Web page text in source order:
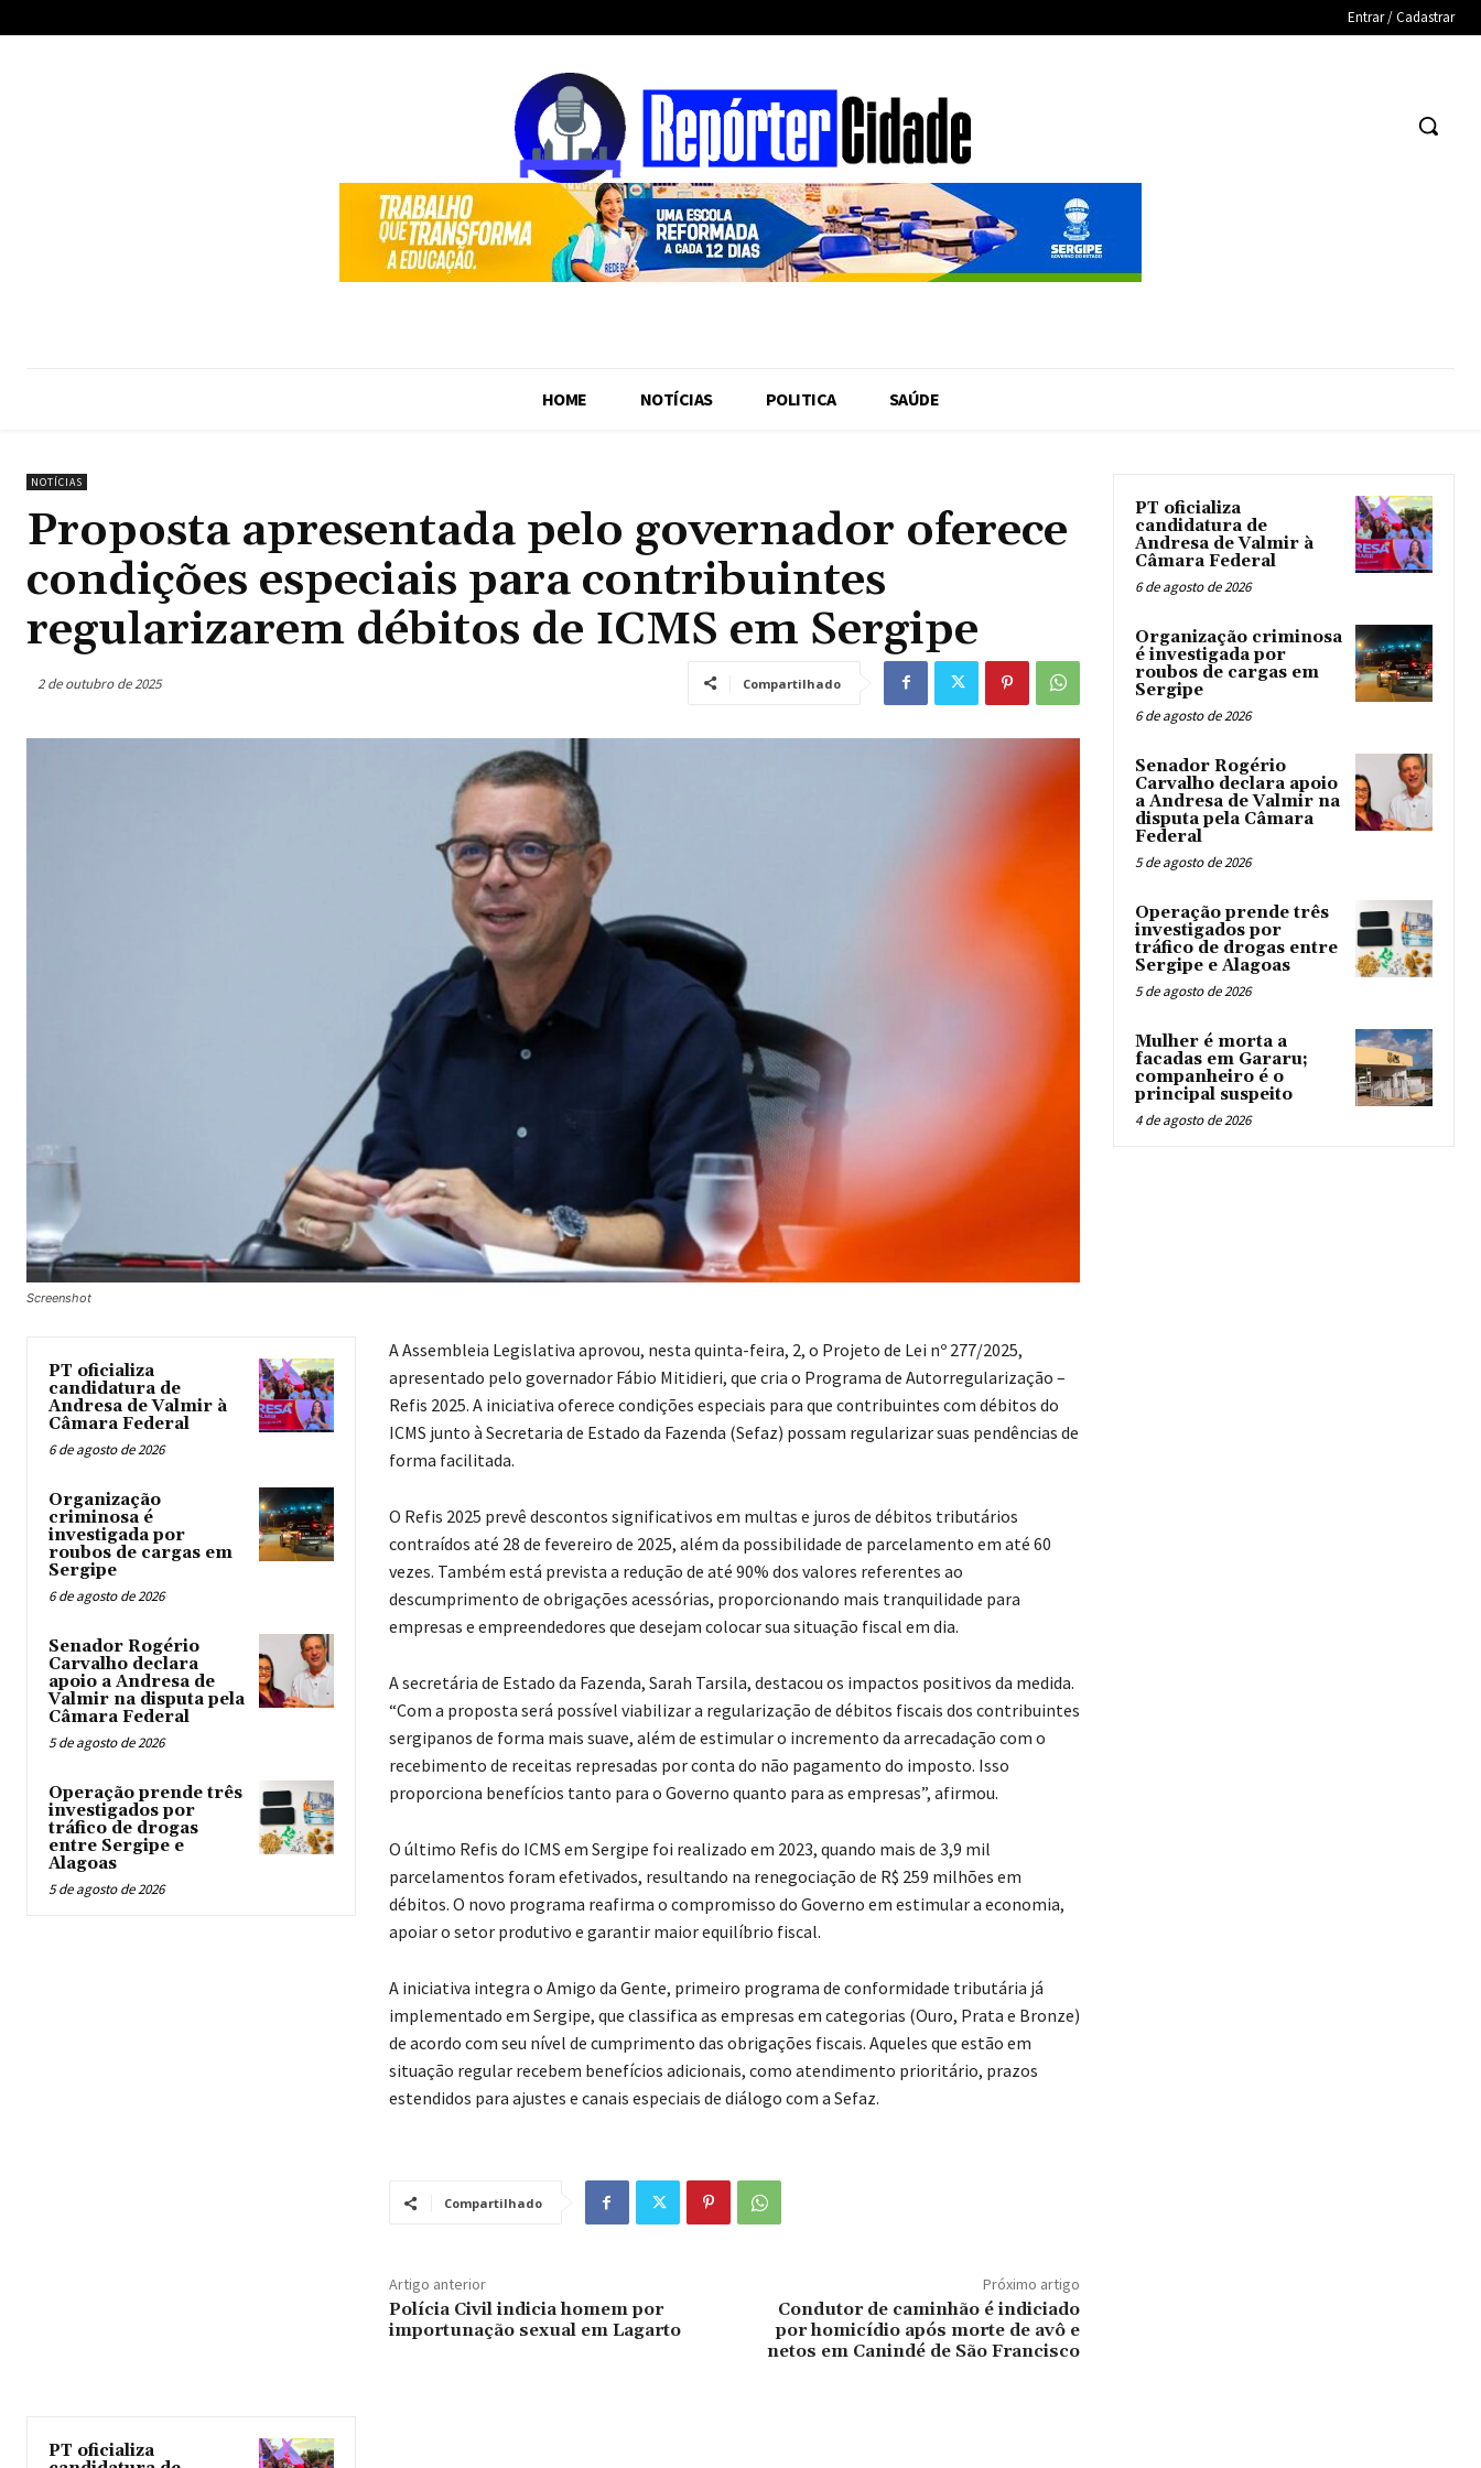
Entrar / Cadastrar
HOME NOTÍCIAS POLITICA SAÚDE
NOTÍCIAS
Proposta apresentada pelo governador oferece
condições especiais para contribuintes
regularizarem débitos de ICMS em Sergipe
2 de outubro de 2025 Compartilhado
Screenshot
PT oficializa
candidatura de
Andresa de Valmir à
Câmara Federal
6 de agosto de 2026
Organização
criminosa é
investigada por
roubos de cargas em
Sergipe
6 de agosto de 2026
Senador Rogério
Carvalho declara
apoio a Andresa de
Valmir na disputa pela
Câmara Federal
5 de agosto de 2026
Operação prende três
investigados por
tráfico de drogas
entre Sergipe e
Alagoas
5 de agosto de 2026
A Assembleia Legislativa aprovou, nesta quinta-feira, 2, o Projeto de Lei nº 277/2025,
apresentado pelo governador Fábio Mitidieri, que cria o Programa de Autorregularização –
Refis 2025. A iniciativa oferece condições especiais para que contribuintes com débitos do
ICMS junto à Secretaria de Estado da Fazenda (Sefaz) possam regularizar suas pendências de
forma facilitada.
O Refis 2025 prevê descontos significativos em multas e juros de débitos tributários
contraídos até 28 de fevereiro de 2025, além da possibilidade de parcelamento em até 60
vezes. Também está prevista a redução de até 90% dos valores referentes ao
descumprimento de obrigações acessórias, proporcionando mais tranquilidade para
empresas e empreendedores que desejam colocar sua situação fiscal em dia.
A secretária de Estado da Fazenda, Sarah Tarsila, destacou os impactos positivos da medida.
“Com a proposta será possível viabilizar a regularização de débitos fiscais dos contribuintes
sergipanos de forma mais suave, além de estimular o incremento da arrecadação com o
recebimento de receitas represadas por conta do não pagamento do imposto. Isso
proporciona benefícios tanto para o Governo quanto para as empresas”, afirmou.
O último Refis do ICMS em Sergipe foi realizado em 2023, quando mais de 3,9 mil
parcelamentos foram efetivados, resultando na renegociação de R$ 259 milhões em
débitos. O novo programa reafirma o compromisso do Governo em estimular a economia,
apoiar o setor produtivo e garantir maior equilíbrio fiscal.
A iniciativa integra o Amigo da Gente, primeiro programa de conformidade tributária já
implementado em Sergipe, que classifica as empresas em categorias (Ouro, Prata e Bronze)
de acordo com seu nível de cumprimento das obrigações fiscais. Aqueles que estão em
situação regular recebem benefícios adicionais, como atendimento prioritário, prazos
estendidos para ajustes e canais especiais de diálogo com a Sefaz.
Compartilhado
Artigo anterior
Polícia Civil indicia homem por
importunação sexual em Lagarto
Próximo artigo
Condutor de caminhão é indiciado
por homicídio após morte de avô e
netos em Canindé de São Francisco
PT oficializa
PT oficializa
candidatura de
Andresa de Valmir à
Câmara Federal
6 de agosto de 2026
Organização criminosa
é investigada por
roubos de cargas em
Sergipe
6 de agosto de 2026
Senador Rogério
Carvalho declara apoio
a Andresa de Valmir na
disputa pela Câmara
Federal
5 de agosto de 2026
Operação prende três
investigados por
tráfico de drogas entre
Sergipe e Alagoas
5 de agosto de 2026
Mulher é morta a
facadas em Gararu;
companheiro é o
principal suspeito
4 de agosto de 2026